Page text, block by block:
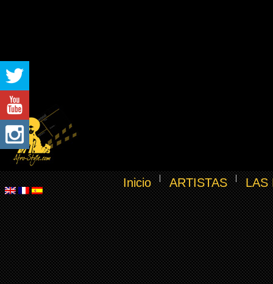
Inicio ARTISTAS LAS